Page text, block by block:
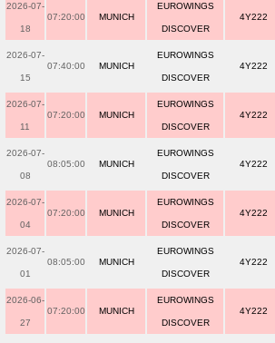
2026-07-
18
07:20:00 MUNICH
EUROWINGS
DISCOVER
4Y222
2026-07-
15
07:40:00 MUNICH
EUROWINGS
DISCOVER
4Y222
2026-07-
11
07:20:00 MUNICH
EUROWINGS
DISCOVER
4Y222
2026-07-
08
08:05:00 MUNICH
EUROWINGS
DISCOVER
4Y222
2026-07-
04
07:20:00 MUNICH
EUROWINGS
DISCOVER
4Y222
2026-07-
01
08:05:00 MUNICH
EUROWINGS
DISCOVER
4Y222
2026-06-
27
07:20:00 MUNICH
EUROWINGS
DISCOVER
4Y222